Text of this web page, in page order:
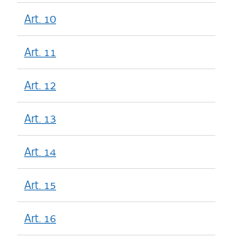
Art. 10
Art. 11
Art. 12
Art. 13
Art. 14
Art. 15
Art. 16